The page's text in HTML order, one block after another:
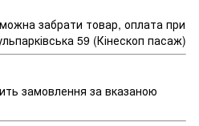
забрати товар, оплата при
59 (Кінескоп пасаж)
замовлення за вказаною